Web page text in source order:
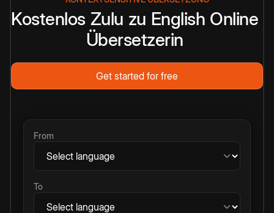
Kostenlos Zulu zu English Online
Übersetzerin
Get started for free
From
To